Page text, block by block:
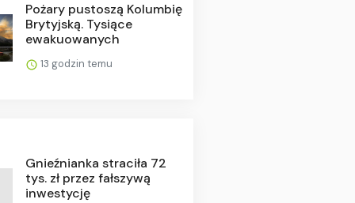
Pożary pustoszą Kolumbię
Brytyjską. Tysiące
ewakuowanych
13 godzin temu
Gnieźnianka straciła 72
tys. zł przez fałszywą
inwestycję